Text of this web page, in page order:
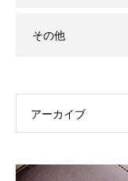
その他
アーカイブ